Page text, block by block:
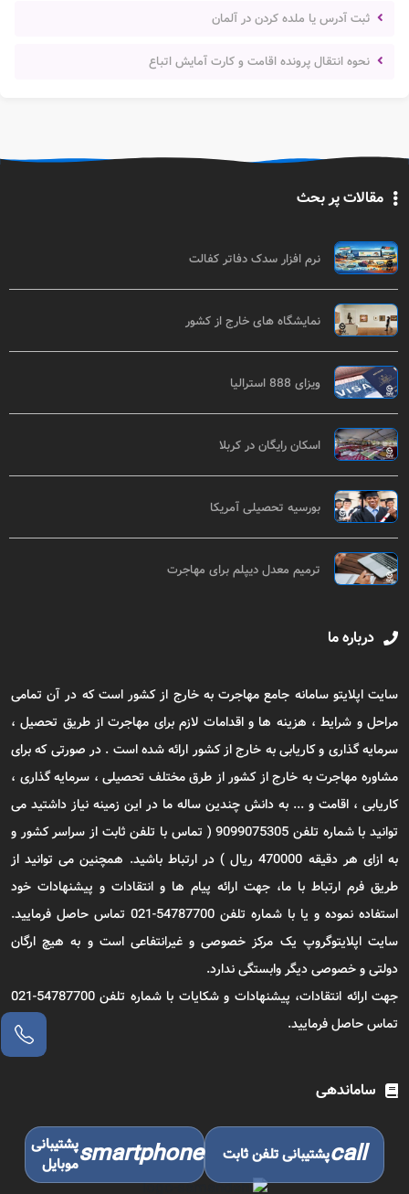
ثبت آدرس یا ملده کردن در آلمان
نحوه انتقال پرونده اقامت و کارت آمایش اتباع
مقالات پر بحث
نرم افزار سدک دفاتر کفالت
نمایشگاه های خارج از کشور
ویزای 888 استرالیا
اسکان رایگان در کربلا
بورسیه تحصیلی آمریکا
ترمیم معدل دیپلم برای مهاجرت
درباره ما
سایت اپلایتو سامانه جامع مهاجرت به خارج از کشور است که در آن تمامی
مراحل و شرایط ، هزینه ها و اقدامات لازم برای مهاجرت از طریق تحصیل ،
سرمایه گذاری و کاریابی به خارج از کشور ارائه شده است . در صورتی که برای
مشاوره مهاجرت به خارج از کشور از طرق مختلف تحصیلی ، سرمایه گذاری ،
کاریابی ، اقامت و ... به دانش چندین ساله ما در این زمینه نیاز داشتید می
توانید با شماره تلفن 9099075305 ( تماس با تلفن ثابت از سراسر کشور و
به ازای هر دقیقه 470000 ریال ) در ارتباط باشید. همچنین می توانید از
طریق فرم ارتباط با ما، جهت ارائه پیام ها و انتقادات و پیشنهادات خود
استفاده نموده و یا با شماره تلفن 54787700-021 تماس حاصل فرمایید.
سایت اپلایتوگروپ یک مرکز خصوصی و غیرانتفاعی است و به هیچ ارگان
دولتی و خصوصی دیگر وابستگی ندارد.
جهت ارائه انتقادات، پیشنهادات و شکایات با شماره تلفن 54787700-021
تماس حاصل فرمایید.
ساماندهی
callپشتیبانی تلفن ثابت smartphoneپشتیبانی
موبایل